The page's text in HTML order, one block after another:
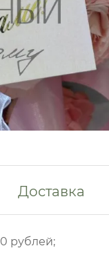
Доставка
рублей;